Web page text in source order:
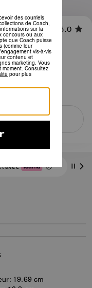
19
5.0
MAINTENANT
avec
19.69 cm